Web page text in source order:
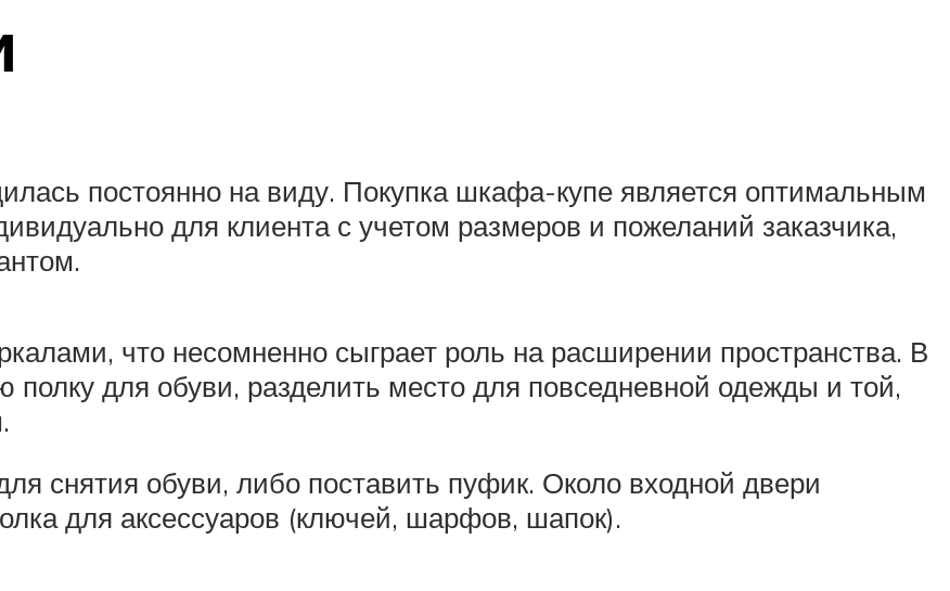
постоянно на виду. Покупка шкафа-купе является оптимальным
для клиента с учетом размеров и пожеланий заказчика,
что несомненно сыграет роль на расширении пространства. В
полку для обуви, разделить место для повседневной одежды и той,
снятия обуви, либо поставить пуфик. Около входной двери
для аксессуаров (ключей, шарфов, шапок).